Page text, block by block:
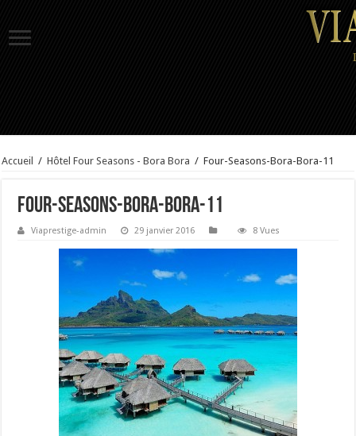
Accueil / Hôtel Four Seasons - Bora Bora / Four-Seasons-Bora-Bora-11
Four-Seasons-Bora-Bora-11
Viaprestige-admin 29 janvier 2016 8 Vues